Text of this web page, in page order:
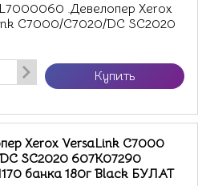
.Девелопер Xerox
C7000/C7020/DC SC2020
Купить
Xerox VersaLink C7000
SC2020 607K07290
банка 180г Black БУЛАТ